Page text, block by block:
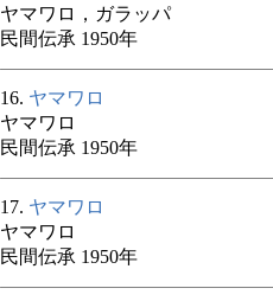
ヤマワロ，ガラッパ
民間伝承 1950年
16. ヤマワロ
ヤマワロ
民間伝承 1950年
17. ヤマワロ
ヤマワロ
民間伝承 1950年